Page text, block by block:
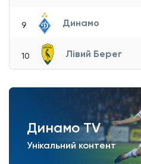
9 Динамо
10 Лівий Берег
Динамо TV
Унікальний контент